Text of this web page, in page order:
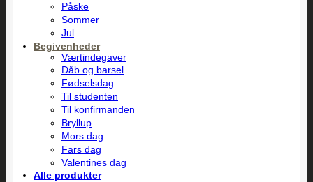
Påske
Sommer
Jul
Begivenheder
Værtindegaver
Dåb og barsel
Fødselsdag
Til studenten
Til konfirmanden
Bryllup
Mors dag
Fars dag
Valentines dag
Alle produkter